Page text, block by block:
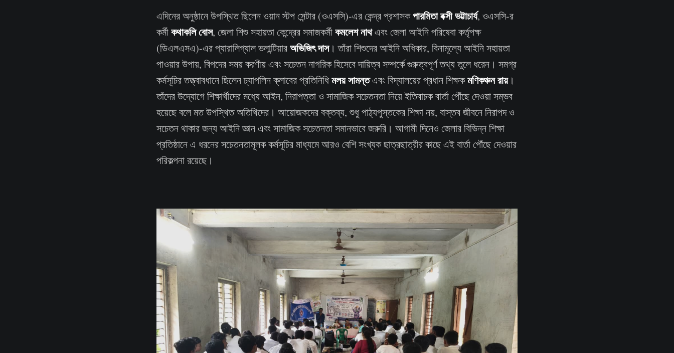
এদিনের অনুষ্ঠানে উপস্থিত ছিলেন ওয়ান স্টপ সেন্টার (ওএসসি)-এর কেন্দ্র প্রশাসকপারমিতা বক্সী ভট্টাচার্য, ওএসসি-র
কর্মীকথাকলি বোস, জেলা শিশু সহায়তা কেন্দ্রের সমাজকর্মীকমলেশ নাথএবং জেলা আইনি পরিষেবা কর্তৃপক্ষ
(ডিএলএসএ)-এর প্যারালিগ্যাল ভলান্টিয়ারঅভিজিৎ দাস। তাঁরা শিশুদের আইনি অধিকার, বিনামূল্যে আইনি সহায়তা
পাওয়ার উপায়, বিপদের সময় করণীয় এবং সচেতন নাগরিক হিসেবে দায়িত্ব সম্পর্কে গুরুত্বপূর্ণ তথ্য তুলে ধরেন। সমগ্র
কর্মসূচির তত্ত্বাবধানে ছিলেন চ্যাপলিন ক্লাবের প্রতিনিধিমলয় সামন্তএবং বিদ্যালয়ের প্রধান শিক্ষকমণিকঞ্চন রায়।
তাঁদের উদ্যোগে শিক্ষার্থীদের মধ্যে আইন, নিরাপত্তা ও সামাজিক সচেতনতা নিয়ে ইতিবাচক বার্তা পৌঁছে দেওয়া সম্ভব
হয়েছে বলে মত উপস্থিত অতিথিদের। আয়োজকদের বক্তব্য, শুধু পাঠ্যপুস্তকের শিক্ষা নয়, বাস্তব জীবনে নিরাপদ ও
সচেতন থাকার জন্য আইনি জ্ঞান এবং সামাজিক সচেতনতা সমানভাবে জরুরি। আগামী দিনেও জেলার বিভিন্ন শিক্ষা
প্রতিষ্ঠানে এ ধরনের সচেতনতামূলক কর্মসূচির মাধ্যমে আরও বেশি সংখ্যক ছাত্রছাত্রীর কাছে এই বার্তা পৌঁছে দেওয়ার
পরিকল্পনা রয়েছে।